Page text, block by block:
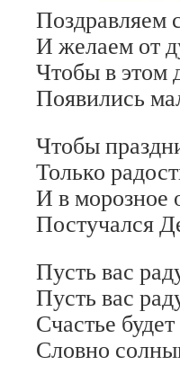
Поздравляем
И желаем от
Чтобы в этом
Появились
Чтобы
Только
И в морозное
Постучался
Пусть вас
Пусть вас
Счастье
Словно